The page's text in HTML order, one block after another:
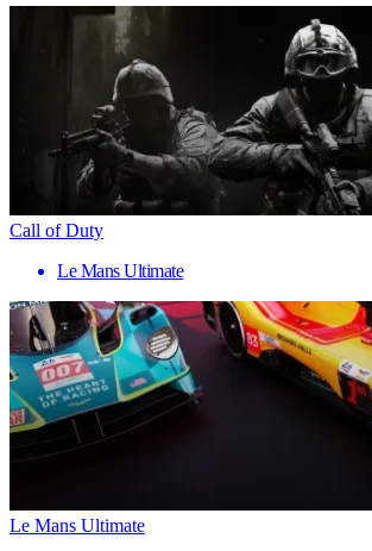
Call of Duty
Le Mans Ultimate
Le Mans Ultimate